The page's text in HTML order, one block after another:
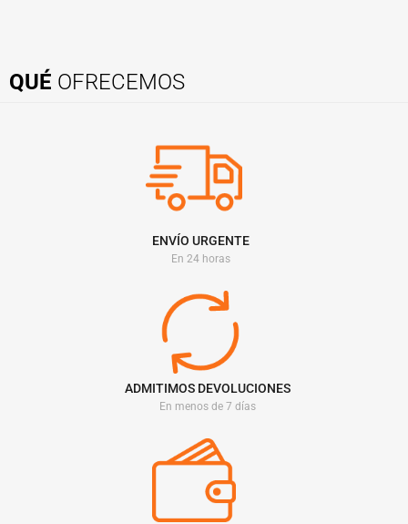
QUÉ OFRECEMOS
ENVÍO URGENTE
En 24 horas
ADMITIMOS DEVOLUCIONES
En menos de 7 días